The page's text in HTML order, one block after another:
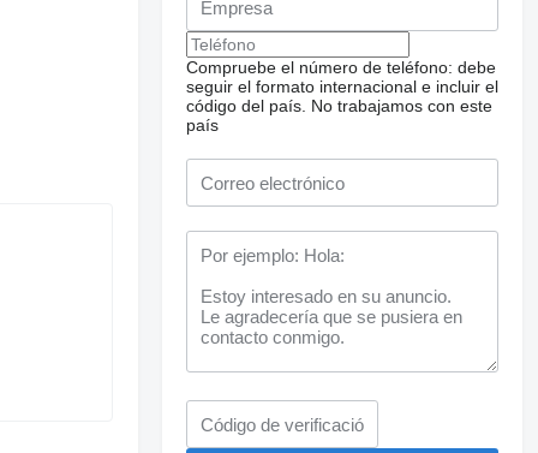
Compruebe el número de teléfono: debe
seguir el formato internacional e incluir el
código del país. No trabajamos con este
país